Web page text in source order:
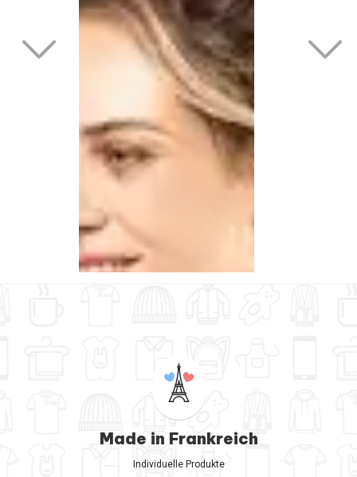
Made in Frankreich
Individuelle Produkte